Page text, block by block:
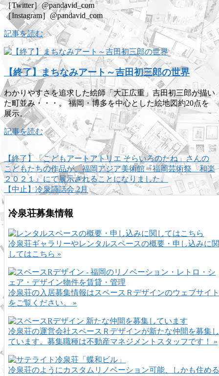
［Twitter］@pandavid_com
［Instagram］@pandavid_com
記事を読む
【終了】まちなみアート～吉田初三郎の世界
わかりやすさを追求した絵師「大正広重」吉田初三郎が描い
た町並み・・・。 福岡・博多を中心とした絵地図約20点を
展示。
記事を読む
【終了】「こどもアートアトリエ そらいろのたね」さんの
こどもたちの作品が、福岡アジア美術館『福岡芸術祭 和楽
２０２１』にて展示されることになりました。
【中止】冷泉詩話会 2月
冷泉荘募集情報
冷泉荘ギャラリーやレンタルスペースの概要・申し込みに関
してはこちら »
冷泉荘の入居募集情報はスペースＲデザインのウェブサイト
をご覧ください。 »
冷泉荘の運営会社スペースＲデザインが新たな仲間を募集し
ています。募集職種は不動産マネジメントスタッフです！ »
冷泉荘のようにカスタムリノベーション可能、しかも住める